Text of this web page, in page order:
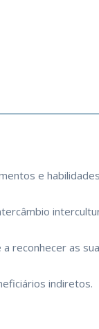
e
reconhecer as
indiretos.